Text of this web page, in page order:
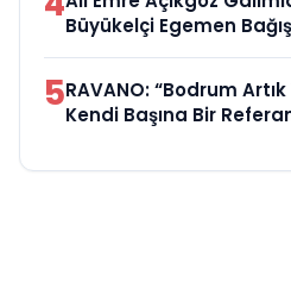
Büyükelçi Egemen
5RAVANO: “Bodrum
Kendi Başına Bir